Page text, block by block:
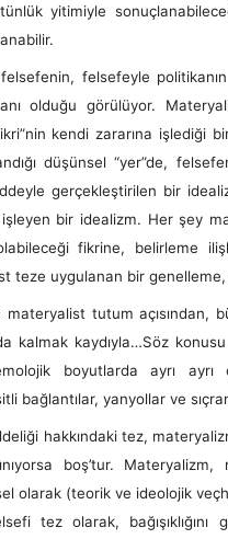
yitimiyle
felsefeyle politikanın
olduğu görülüyor.
kendi zararına
düşünsel “yer”de,
gerçekleştirilen bir
bir idealizm. Her şey
fikrine, belirleme
teze uygulanan bir
tutum açısından,
kalmak kaydıyla…Söz
boyutlarda ayrı
bağlantılar, yanyollar ve
hakkındaki tez,
boş’tur.
olarak (teorik ve ideolojik
tez olarak,